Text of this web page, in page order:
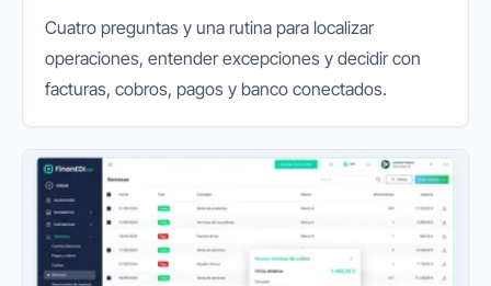
Cuatro preguntas y una rutina para localizar
operaciones, entender excepciones y decidir con
facturas, cobros, pagos y banco conectados.